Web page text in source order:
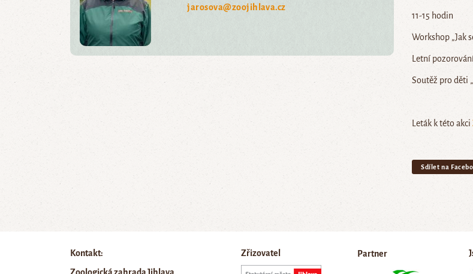
11-15 hodin
Workshop „Jak
Letní
Soutěž pro děti
Leták k této akci
Sdílet na
jarosova@zoojihlava.cz
Kontakt:
Zřizovatel Partner